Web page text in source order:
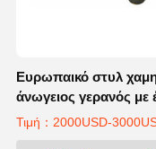
Ευρωπαικό στυλ
άνωγειος γερανός με
CE
Τιμή：2000USD-